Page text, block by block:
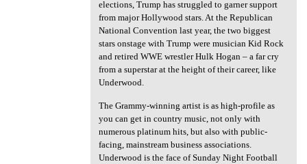
elections, Trump has struggled to garner support
from major Hollywood stars. At the Republican
National Convention last year, the two biggest
stars onstage with Trump were musician Kid Rock
and retired WWE wrestler Hulk Hogan – a far cry
from a superstar at the height of their career, like
Underwood.
The Grammy-winning artist is as high-profile as
you can get in country music, not only with
numerous platinum hits, but also with public-
facing, mainstream business associations.
Underwood is the face of Sunday Night Football